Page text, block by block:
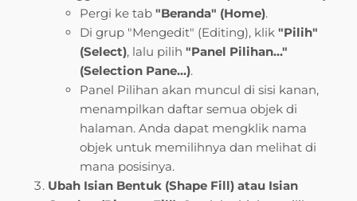
Pergi ke tab "Beranda" (Home).
Di grup "Mengedit" (Editing), klik "Pilih"
(Select), lalu pilih "Panel Pilihan…"
(Selection Pane…).
Panel Pilihan akan muncul di sisi kanan,
menampilkan daftar semua objek di
halaman. Anda dapat mengklik nama
objek untuk memilihnya dan melihat di
mana posisinya.
Ubah Isian Bentuk (Shape Fill) atau Isian